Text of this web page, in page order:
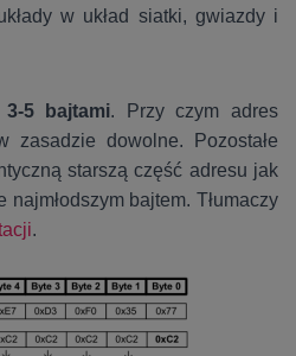
w układ siatki, gwiazdy i
3-5 bajtami. Przy czym adres
dowolne. Pozostałe
starszą część adresu jak
bajtem. Tłumaczy
.